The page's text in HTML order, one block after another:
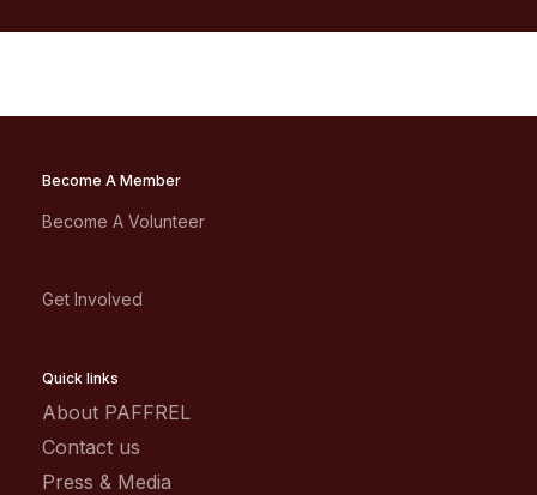
Become A Member
Become A Volunteer
Get Involved
Quick links
About PAFFREL
Contact us
Press & Media